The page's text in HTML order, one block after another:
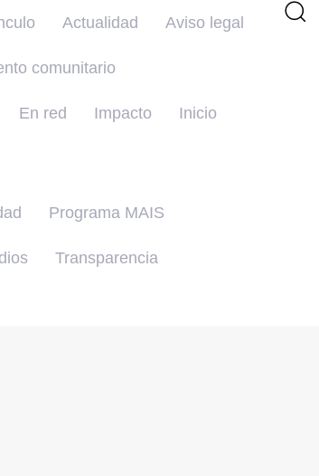
Actualidad Aviso legal
comunitario
En red Impacto Inicio
Programa MAIS
Transparencia